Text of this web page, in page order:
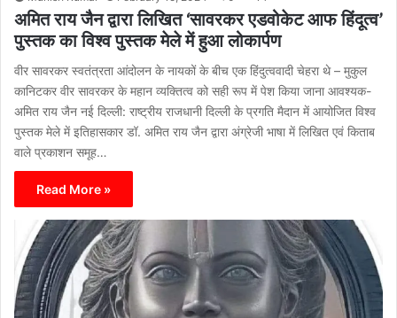
अमित राय जैन द्वारा लिखित ‘सावरकर एडवोकेट आफ हिंदूत्व’
पुस्तक का विश्व पुस्तक मेले में हुआ लोकार्पण
वीर सावरकर स्वतंत्रता आंदोलन के नायकों के बीच एक हिंदुत्ववादी चेहरा थे – मुकुल
कानिटकर वीर सावरकर के महान व्यक्तित्व को सही रूप में पेश किया जाना आवश्यक-
अमित राय जैन नई दिल्ली: राष्ट्रीय राजधानी दिल्ली के प्रगति मैदान में आयोजित विश्व
पुस्तक मेले में इतिहासकार डॉ. अमित राय जैन द्वारा अंग्रेजी भाषा में लिखित एवं किताब
वाले प्रकाशन समूह…
Read More »